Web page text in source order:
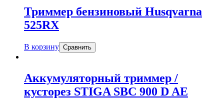
Триммер бензиновый Husqvarna
525RX
В корзину Сравнить
Аккумуляторный триммер /
кусторез STIGA SBC 900 D AE